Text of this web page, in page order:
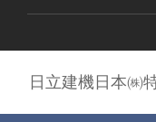
日立建機日本㈱